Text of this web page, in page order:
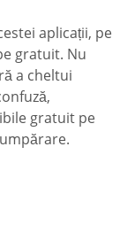
aplicații, pe
gratuit. Nu
a cheltui
gratuit pe